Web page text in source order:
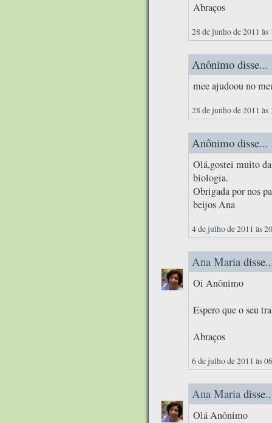
Abraços
28 de junho de 2011 às
Anônimo disse...
mee ajudoou no
28 de junho de 2011 às
Anônimo disse...
Olá,gostei muito
biologia.
Obrigada por nos
beijos Ana
4 de julho de 2011 às
Ana Maria
Oi Anônimo
Espero que o seu
Abraços
6 de julho de 2011 às
Ana Maria
Olá Anônimo